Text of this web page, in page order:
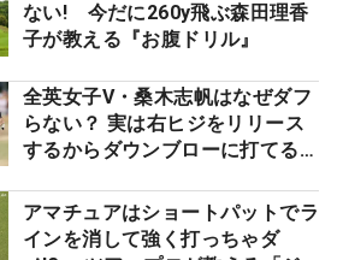
ない! 今だに260y飛ぶ森田理香
子が教える『お腹ドリル』
全英女子V・桑木志帆はなぜダフ
らない？ 実は右ヒジをリリース
するからダウンブローに打てる #
アマチュアはショートパットでラ
インを消して強く打っちゃダ